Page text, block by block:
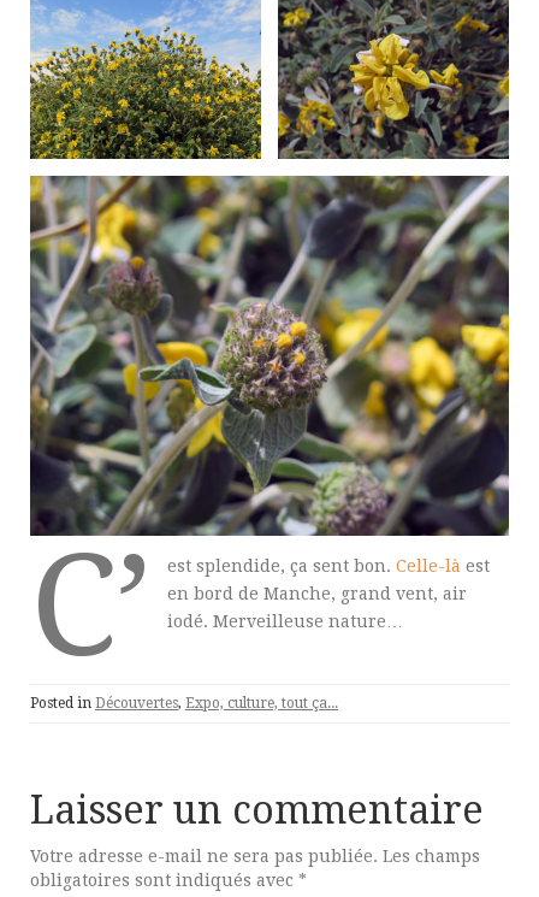
C’ est splendide, ça sent bon. Celle-là est
en bord de Manche, grand vent, air
iodé. Merveilleuse nature…
Posted in Découvertes, Expo, culture, tout ça...
Laisser un commentaire
Votre adresse e-mail ne sera pas publiée. Les champs
obligatoires sont indiqués avec *